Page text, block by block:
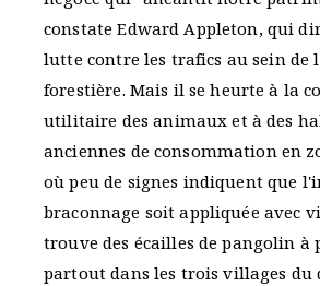
constate Edward Appleton, qui
lutte contre les trafics au sein de
forestière. Mais il se heurte à la
utilitaire des animaux et à des
anciennes de consommation en
où peu de signes indiquent que
braconnage soit appliquée avec
trouve des écailles de pangolin à
partout dans les trois villages du